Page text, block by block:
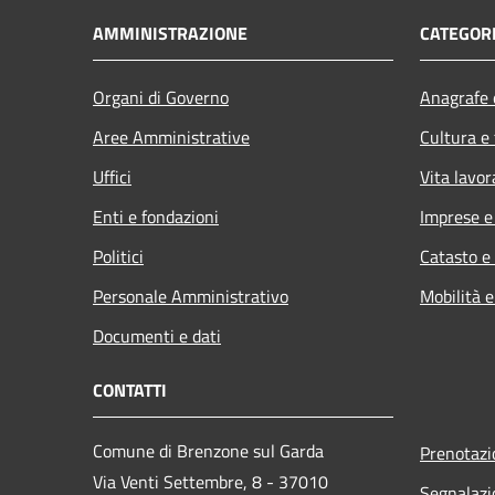
AMMINISTRAZIONE
Organi di Governo
Aree Amministrative
Uffici
Enti e fondazioni
Politici
Personale Amministrativo
Documenti e dati
Cultura
Vita
Imprese
Catasto
Mobilità
CONTATTI
Comune di Brenzone sul Garda
Via Venti Settembre, 8 - 37010